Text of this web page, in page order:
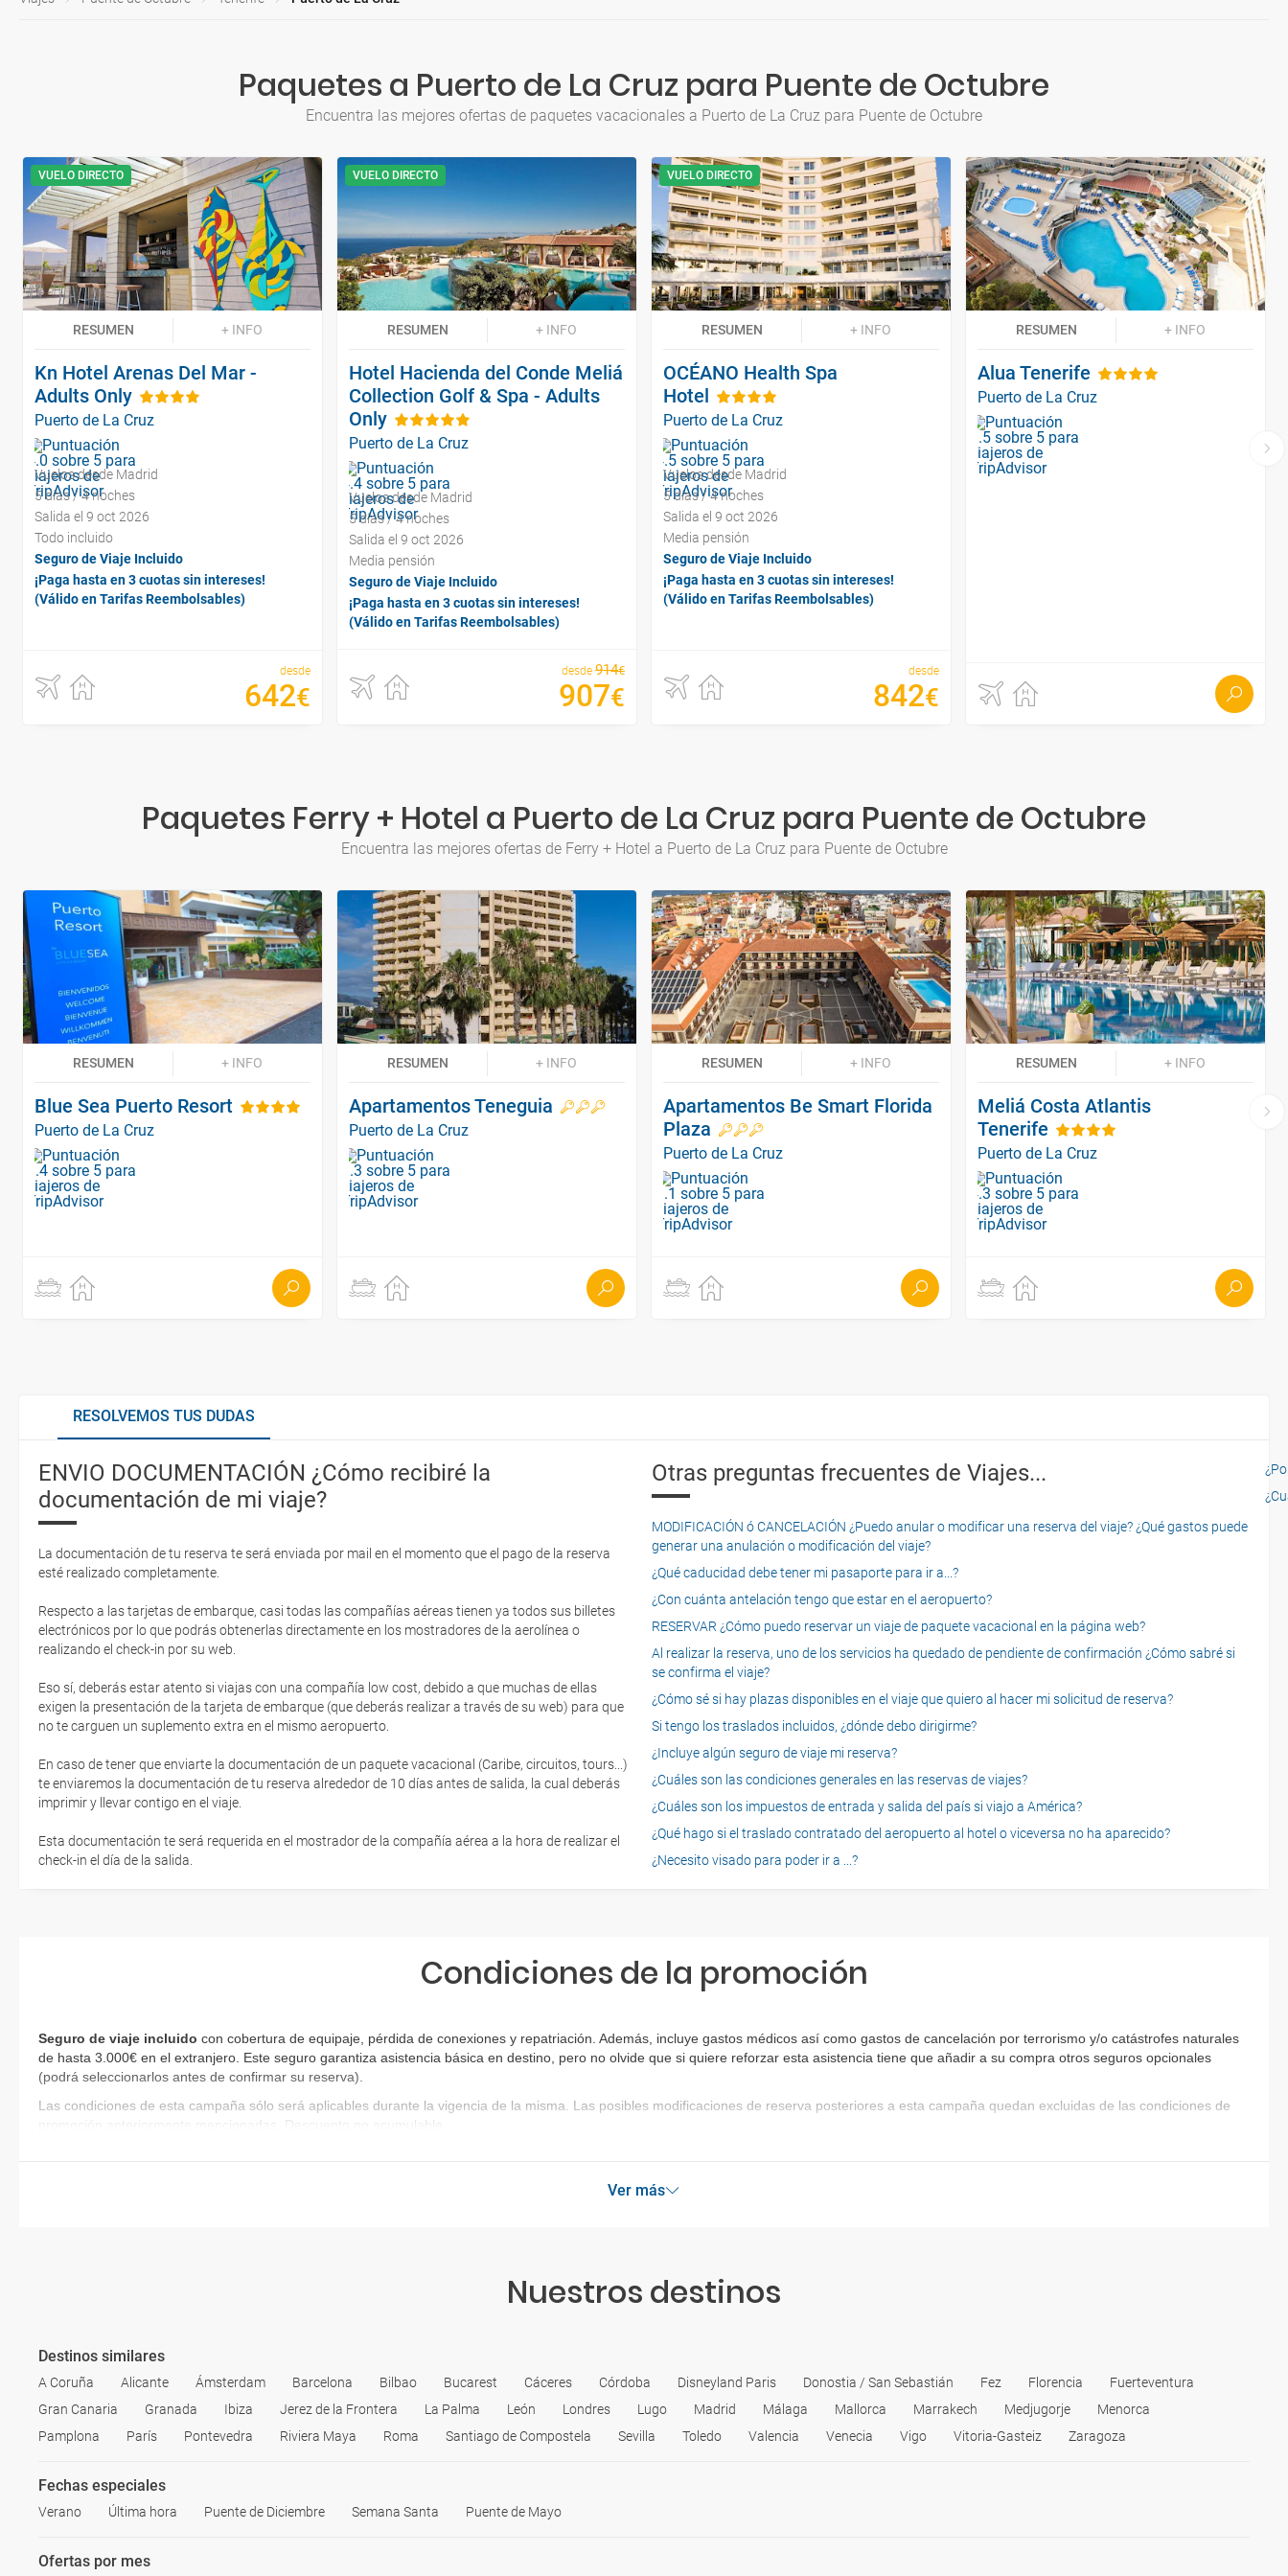
Paquetes a Puerto de La Cruz para Puente de Octubre
Encuentra las mejores ofertas de paquetes vacacionales a Puerto de La Cruz para Puente de Octubre
VUELO DIRECTO
RESUMEN + INFO
Kn Hotel Arenas Del Mar -
Adults Only
Puerto de La Cruz
Vuelos desde Madrid
5 días / 4 noches
Salida el 9 oct 2026
Todo incluido
Seguro de Viaje Incluido
¡Paga hasta en 3 cuotas sin intereses!
(Válido en Tarifas Reembolsables)
desde
642€
VUELO DIRECTO
RESUMEN + INFO
Hotel Hacienda del Conde Meliá
Collection Golf & Spa - Adults
Only
Puerto de La Cruz
Vuelos desde Madrid
5 días / 4 noches
Salida el 9 oct 2026
Media pensión
Seguro de Viaje Incluido
¡Paga hasta en 3 cuotas sin intereses!
(Válido en Tarifas Reembolsables)
desde 914€
907€
VUELO DIRECTO
RESUMEN + INFO
OCÉANO Health Spa
Hotel
Puerto de La Cruz
Vuelos desde Madrid
5 días / 4 noches
Salida el 9 oct 2026
Media pensión
Seguro de Viaje Incluido
¡Paga hasta en 3 cuotas sin intereses!
(Válido en Tarifas Reembolsables)
desde
842€
RESUMEN + INFO
Alua Tenerife
Puerto de La Cruz
Paquetes Ferry + Hotel a Puerto de La Cruz para Puente de Octubre
Encuentra las mejores ofertas de Ferry + Hotel a Puerto de La Cruz para Puente de Octubre
RESUMEN + INFO
Blue Sea Puerto Resort
Puerto de La Cruz
RESUMEN + INFO
Apartamentos Teneguia
Puerto de La Cruz
RESUMEN + INFO
Apartamentos Be Smart Florida
Plaza
Puerto de La Cruz
RESUMEN + INFO
Meliá Costa Atlantis
Tenerife
Puerto de La Cruz
RESOLVEMOS TUS DUDAS
ENVIO DOCUMENTACIÓN ¿Cómo recibiré la
documentación de mi viaje?
La documentación de tu reserva te será enviada por mail en el momento que el pago de la reserva
esté realizado completamente.
Respecto a las tarjetas de embarque, casi todas las compañías aéreas tienen ya todos sus billetes
electrónicos por lo que podrás obtenerlas directamente en los mostradores de la aerolínea o
realizando el check-in por su web.
Eso sí, deberás estar atento si viajas con una compañía low cost, debido a que muchas de ellas
exigen la presentación de la tarjeta de embarque (que deberás realizar a través de su web) para que
no te carguen un suplemento extra en el mismo aeropuerto.
En caso de tener que enviarte la documentación de un paquete vacacional (Caribe, circuitos, tours...)
te enviaremos la documentación de tu reserva alrededor de 10 días antes de salida, la cual deberás
imprimir y llevar contigo en el viaje.
Esta documentación te será requerida en el mostrador de la compañía aérea a la hora de realizar el
check-in el día de la salida.
Otras preguntas frecuentes de Viajes...
MODIFICACIÓN ó CANCELACIÓN ¿Puedo anular o modificar una reserva del viaje? ¿Qué gastos puede
generar una anulación o modificación del viaje?
¿Qué caducidad debe tener mi pasaporte para ir a...?
¿Con cuánta antelación tengo que estar en el aeropuerto?
RESERVAR ¿Cómo puedo reservar un viaje de paquete vacacional en la página web?
Al realizar la reserva, uno de los servicios ha quedado de pendiente de confirmación ¿Cómo sabré si
se confirma el viaje?
¿Cómo sé si hay plazas disponibles en el viaje que quiero al hacer mi solicitud de reserva?
Si tengo los traslados incluidos, ¿dónde debo dirigirme?
¿Incluye algún seguro de viaje mi reserva?
¿Cuáles son las condiciones generales en las reservas de viajes?
¿Cuáles son los impuestos de entrada y salida del país si viajo a América?
¿Qué hago si el traslado contratado del aeropuerto al hotel o viceversa no ha aparecido?
¿Necesito visado para poder ir a ...?
Condiciones de la promoción
Seguro de viaje incluido con cobertura de equipaje, pérdida de conexiones y repatriación. Además, incluye gastos médicos así como gastos de cancelación por terrorismo y/o catástrofes naturales
de hasta 3.000€ en el extranjero. Este seguro garantiza asistencia básica en destino, pero no olvide que si quiere reforzar esta asistencia tiene que añadir a su compra otros seguros opcionales
(podrá seleccionarlos antes de confirmar su reserva)
Las condiciones de esta campaña sólo será aplicables durante la vigencia de la misma. Las posibles modificaciones de reserva posteriores a esta campaña quedan excluidas de las condiciones de
promoción anteriormente mencionadas. Descuento no acumulable.
Ver más
Nuestros destinos
Destinos similares
A Coruña Alicante Ámsterdam Barcelona Bilbao Bucarest Cáceres Córdoba Disneyland Paris Donostia / San Sebastián Fez Florencia
Fuerteventura
Gran Canaria
Granada Ibiza Jerez de la Frontera La Palma León Londres Lugo Madrid Málaga Mallorca Marrakech Medjugorje
Menorca
Pamplona
París Pontevedra Riviera Maya Roma Santiago de Compostela Sevilla Toledo Valencia Venecia Vigo Vitoria-Gasteiz Zaragoza
Fechas especiales
Verano Última hora Puente de Diciembre Semana Santa Puente de Mayo
Ofertas por mes